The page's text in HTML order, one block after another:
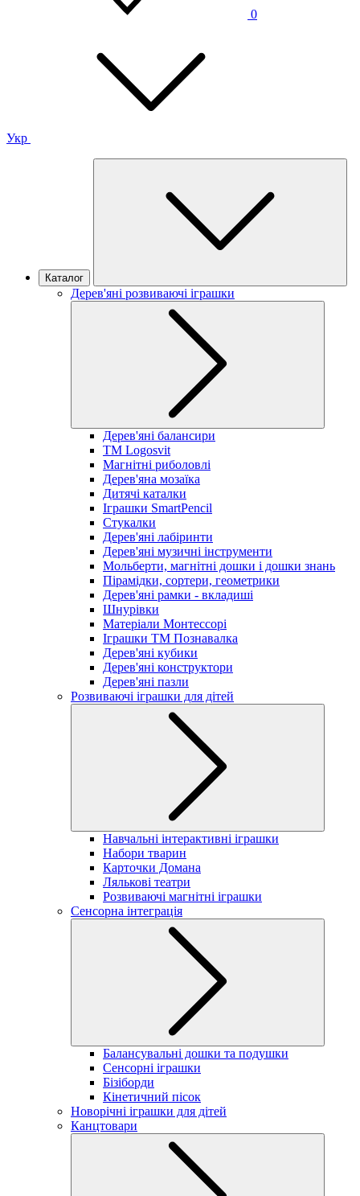
0
Укр
Каталог
Дерев'яні розвиваючі іграшки
Дерев'яні балансири
TM Logosvit
Магнітні риболовлі
Дерев'яна мозаїка
Дитячі каталки
Іграшки SmartPencil
Стукалки
Дерев'яні лабіринти
Дерев'яні музичні інструменти
Мольберти, магнітні дошки і дошки знань
Пірамідки, сортери, геометрики
Дерев'яні рамки - вкладиші
Шнурівки
Матеріали Монтессорі
Іграшки ТМ Познавалка
Дерев'яні кубики
Дерев'яні конструктори
Дерев'яні пазли
Розвиваючі іграшки для дітей
Навчальні інтерактивні іграшки
Набори тварин
Карточки Домана
Лялькові театри
Розвиваючі магнітні іграшки
Сенсорна інтеграція
Балансувальні дошки та подушки
Сенсорні іграшки
Бізіборди
Кінетичний пісок
Новорічні іграшки для дітей
Канцтовари